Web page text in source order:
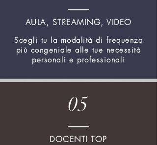
AULA, STREAMING, VIDEO
Scegli tu la modalità di frequenza
più congeniale alle tue necessità
personali e professionali
05
DOCENTI TOP